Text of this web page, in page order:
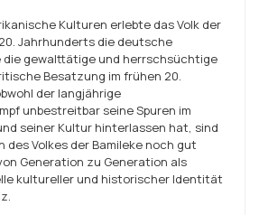
Kulturen erlebte das Volk der
Jahrhunderts die deutsche
die gewalttätige und herrschsüchtige
Besatzung im frühen 20.
der langjährige
unbestreitbar seine Spuren im
seiner Kultur hinterlassen hat, sind
des Volkes der Bamileke noch gut
Generation zu Generation als
kultureller und historischer Identität